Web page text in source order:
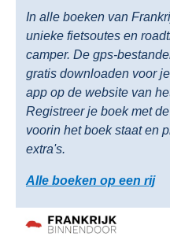
In alle boeken van
unieke fietsoutes en
camper. De gps-
gratis downloaden voor
app op de website van
Registreer je boek met
voorin het boek staat en
extra's.
Alle boeken op een rij